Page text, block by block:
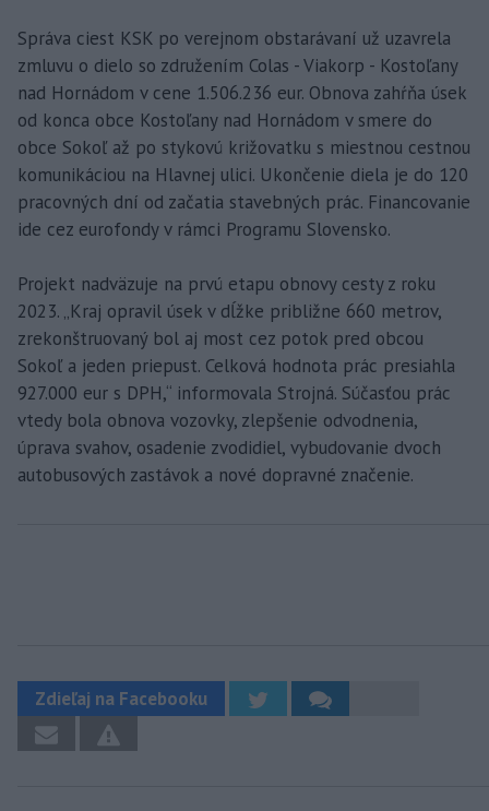
Správa ciest KSK po verejnom obstarávaní už uzavrela
zmluvu o dielo so združením Colas - Viakorp - Kostoľany
nad Hornádom v cene 1.506.236 eur. Obnova zahŕňa úsek
od konca obce Kostoľany nad Hornádom v smere do
obce Sokoľ až po stykovú križovatku s miestnou cestnou
komunikáciou na Hlavnej ulici. Ukončenie diela je do 120
pracovných dní od začatia stavebných prác. Financovanie
ide cez eurofondy v rámci Programu Slovensko.
Projekt nadväzuje na prvú etapu obnovy cesty z roku
2023. „Kraj opravil úsek v dĺžke približne 660 metrov,
zrekonštruovaný bol aj most cez potok pred obcou
Sokoľ a jeden priepust. Celková hodnota prác presiahla
927.000 eur s DPH,“ informovala Strojná. Súčasťou prác
vtedy bola obnova vozovky, zlepšenie odvodnenia,
úprava svahov, osadenie zvodidiel, vybudovanie dvoch
autobusových zastávok a nové dopravné značenie.
Zdieľaj na Facebooku